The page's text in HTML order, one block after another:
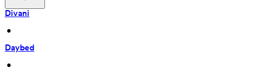
Divani
•
Daybed
•